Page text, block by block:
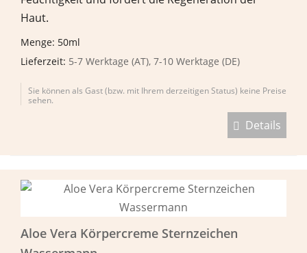
Haut.
Menge: 50ml
Lieferzeit: 5-7 Werktage (AT), 7-10 Werktage (DE)
Sie können als Gast (bzw. mit Ihrem derzeitigen Status) keine Preise
sehen.
Details
Aloe Vera Körpercreme Sternzeichen